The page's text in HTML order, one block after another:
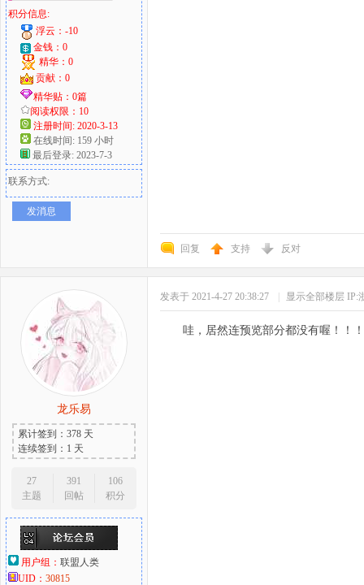
积分信息:
浮云：-10
金钱：0
精华：0
贡献：0
精华贴：0篇
阅读权限：10
注册时间: 2020-3-13
在线时间: 159 小时
最后登录: 2023-7-3
联系方式:
发消息
回复 支持 反对
龙乐易
累计签到：378 天
连续签到：1 天
27
主题
391
回帖
106
积分
用户组： 联盟人类
UID： 30815
发表于 2021-4-27 20:38:27 显示全部楼层 IP:
哇，居然连预览部分都没有喔！！！